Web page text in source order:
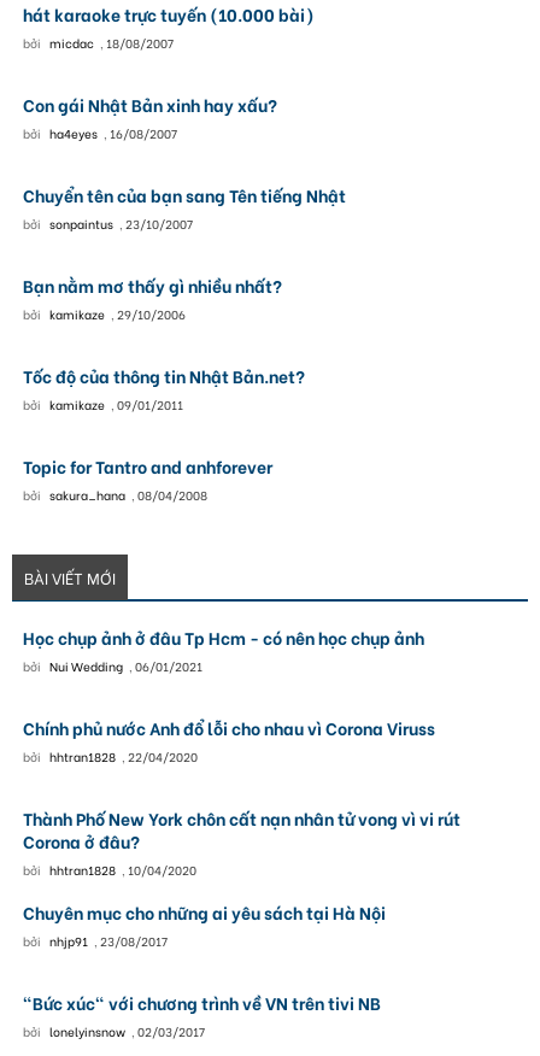
hát karaoke trực tuyến (10.000 bài)
bởi micdac , 18/08/2007
Con gái Nhật Bản xinh hay xấu?
bởi ha4eyes , 16/08/2007
Chuyển tên của bạn sang Tên tiếng Nhật
bởi sonpaintus , 23/10/2007
Bạn nằm mơ thấy gì nhiều nhất?
bởi kamikaze , 29/10/2006
Tốc độ của thông tin Nhật Bản.net?
bởi kamikaze , 09/01/2011
Topic for Tantro and anhforever
bởi sakura_hana , 08/04/2008
BÀI VIẾT MỚI
Học chụp ảnh ở đâu Tp Hcm - có nên học chụp ảnh
bởi Nui Wedding , 06/01/2021
Chính phủ nước Anh đổ lỗi cho nhau vì Corona Viruss
bởi hhtran1828 , 22/04/2020
Thành Phố New York chôn cất nạn nhân tử vong vì vi rút
Corona ở đâu?
bởi hhtran1828 , 10/04/2020
Chuyên mục cho những ai yêu sách tại Hà Nội
bởi nhjp91 , 23/08/2017
"Bức xúc" với chương trình về VN trên tivi NB
bởi lonelyinsnow , 02/03/2017